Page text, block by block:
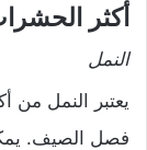
أكثر
النمل
يعتبر النمل من
فصل الصيف.